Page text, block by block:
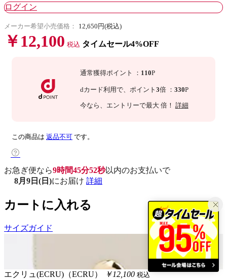
ログイン
メーカー希望小売価格： 12,650円(税込)
￥12,100 税込 タイムセール4%OFF
通常獲得ポイント ： 110P
dカード利用で、 ポイント 3倍 ： 330P
今なら 、エントリーで最大 倍！ 詳細
この商品は 返品不可 です。
お急ぎ便なら9時間45分51秒以内のお支払いで
8月9日(日)にお届け 詳細
カートに入れる
サイズガイド
エクリュ(ECRU)（ECRU） ￥12,100 税込